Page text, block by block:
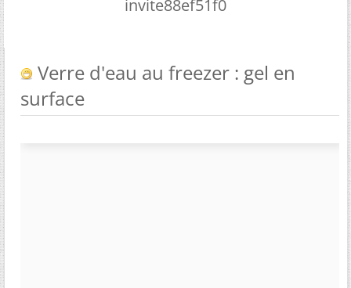
invite88ef51f0
Verre d'eau au freezer : gel en
surface